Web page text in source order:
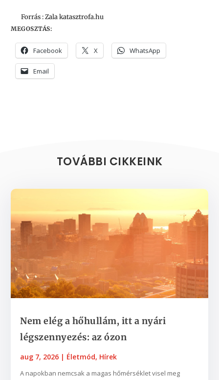
Forrás : Zala katasztrofa.hu
MEGOSZTÁS:
Facebook X WhatsApp
Email
TOVÁBBI CIKKEINK
Nem elég a hőhullám, itt a nyári
légszennyezés: az ózon
aug 7, 2026 | Életmód, Hírek
A napokban nemcsak a magas hőmérséklet visel meg